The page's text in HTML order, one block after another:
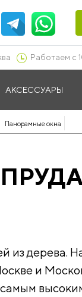
Работаем с
АКСЕССУАРЫ
Панорамные окна
из дерева.
и